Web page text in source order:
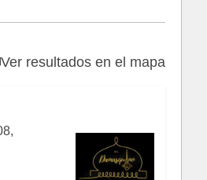
Ver resultados en el mapa